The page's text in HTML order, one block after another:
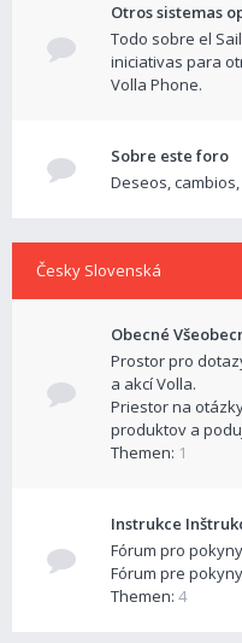
Otros sistemas
Todo sobre el
iniciativas para
Volla Phone.
Sobre este foro
Deseos,
Česky Slovenská
Obecné
Prostor pro
a akcí Volla.
Priestor na
produktov a
Themen: 1
Instrukce
Fórum pro
Fórum pre
Themen: 4